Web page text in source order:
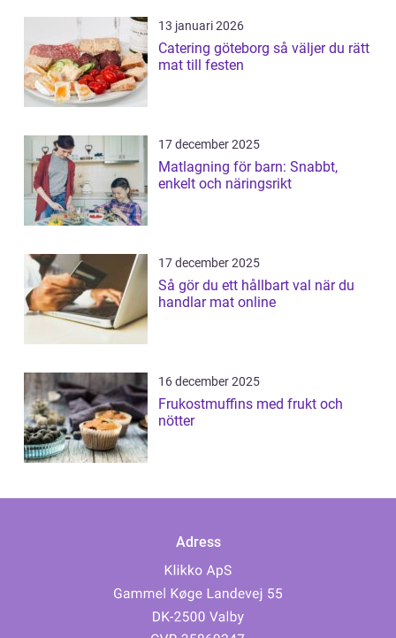
13 januari 2026
Catering göteborg så väljer du rätt
mat till festen
17 december 2025
Matlagning för barn: Snabbt,
enkelt och näringsrikt
17 december 2025
Så gör du ett hållbart val när du
handlar mat online
16 december 2025
Frukostmuffins med frukt och
nötter
Adress